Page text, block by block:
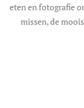
eten en fotografie
missen, de